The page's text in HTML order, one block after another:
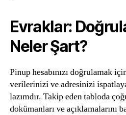
Evraklar:
Neler Şart?
Pinup hesabınızı doğrulamak
verilerinizi ve adresinizi
lazımdır. Takip eden tabloda
dokümanları ve açıklamalarını